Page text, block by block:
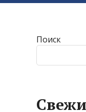
Поиск